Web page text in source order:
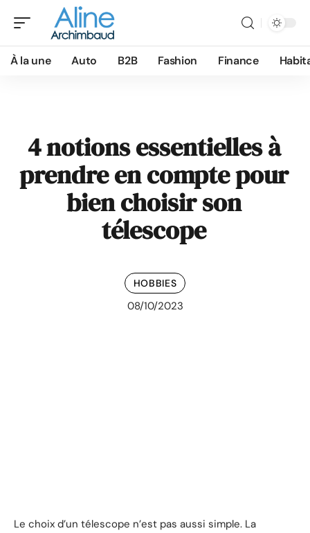
À la une Auto B2B Fashion Finance
4 notions essentielles à
prendre en compte pour
bien choisir son
télescope
HOBBIES
08/10/2023
Le choix d’un télescope n’est pas aussi simple. La